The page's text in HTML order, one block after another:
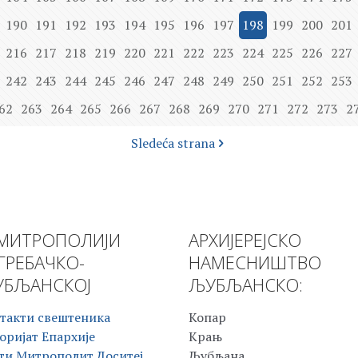
190 191 192 193 194 195 196 197 198 199 200 201
216 217 218 219 220 221 222 223 224 225 226 227
242 243 244 245 246 247 248 249 250 251 252 253
263 264 265 266 267 268 269 270 271 272 273
Sledeća strana
свештеника
Епархије
АРХИЈЕРЕЈСКО
НАМЕСНИШТВО
ЉУБЉАНСКО:
Копар
Крањ